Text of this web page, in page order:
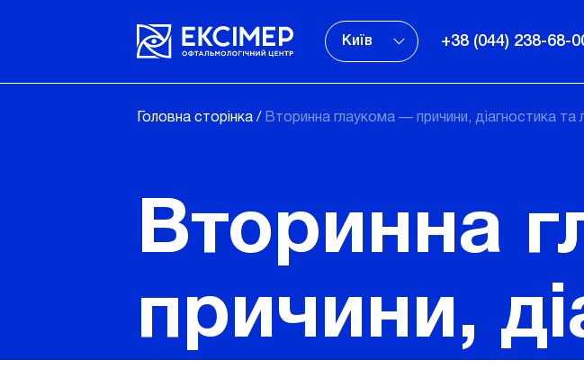
Київ +38 (044) 238-68-
Головна сторінка / Вторинна глаукома — причини, діагностика та
Вторинна
причини,